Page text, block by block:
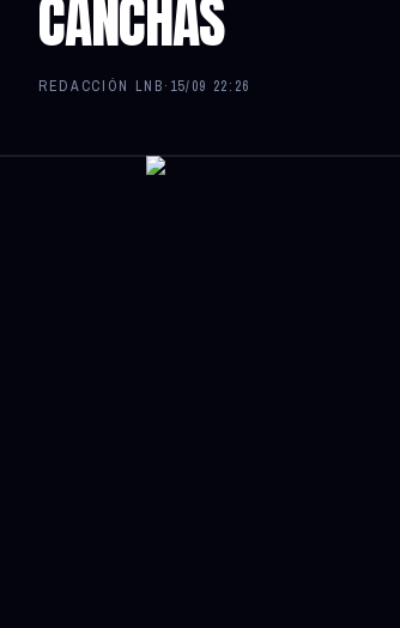
CANCHAS
REDACCIÓN LNB· 15/09 22:26